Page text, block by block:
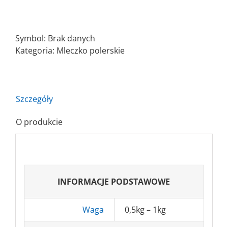
Pasta
polerska
Symbol: Brak danych
Kategoria: Mleczko polerskie
Szczegóły
O produkcie
INFORMACJE PODSTAWOWE
Waga 0,5kg – 1kg